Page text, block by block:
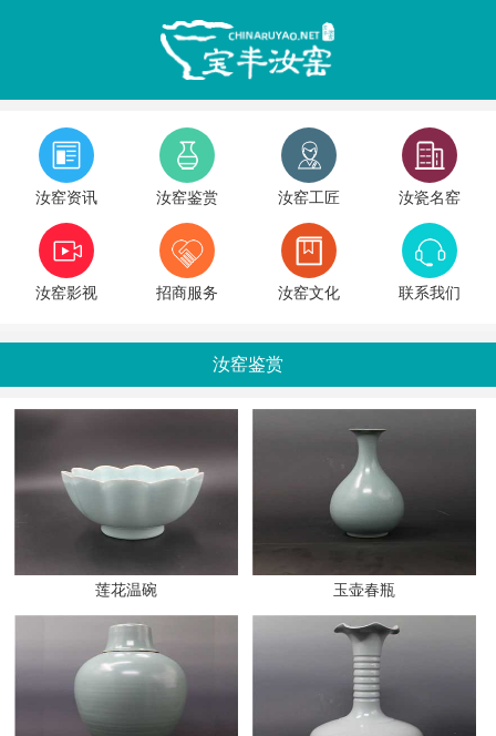
汝窑资讯 汝窑鉴赏 汝窑工匠 汝瓷名窑
汝窑影视 招商服务 汝窑文化 联系我们
汝窑鉴赏
莲花温碗 玉壶春瓶